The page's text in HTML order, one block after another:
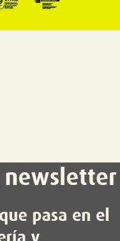
newsletter
pasa en el
y